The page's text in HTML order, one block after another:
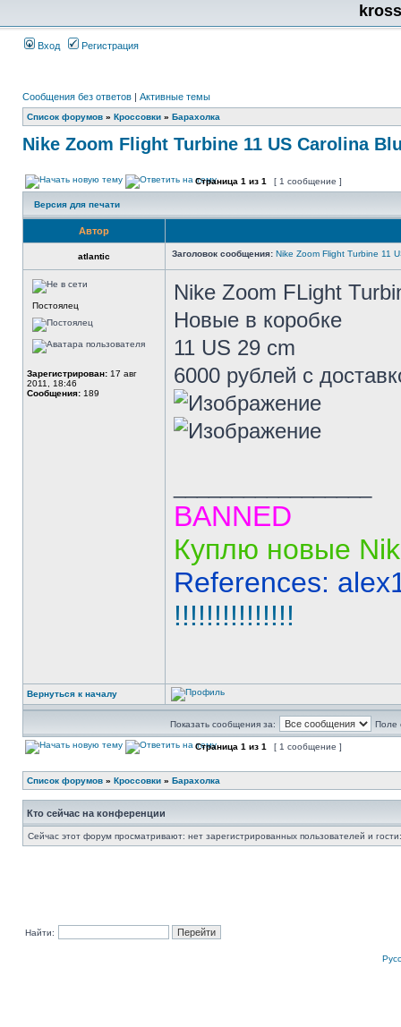
Вход Регистрация
Сообщения без ответов | Активные темы
Список форумов » Кроссовки » Барахолка
Nike Zoom Flight Turbine 11 US Carolina
Страница 1 из 1 [ 1 сообщение ]
Версия для печати
Автор
atlantic Заголовок сообщения: Nike Zoom Flight Turbine 11
Постоялец
Зарегистрирован: 17 авг
2011, 18:46
Сообщения: 189
Nike Zoom FLight
Новые в коробке
11 US 29 cm
6000 рублей с
BANNED
Куплю новые
References:
!!!!!!!!!!!!!!!
Вернуться к началу
Показать сообщения за: Поле
Страница 1 из 1 [ 1 сообщение ]
Список форумов » Кроссовки » Барахолка
Кто сейчас на конференции
Сейчас этот форум просматривают: нет зарегистрированных пользователей и
Найти: